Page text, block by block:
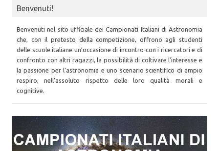
Benvenuti!
Benvenuti nel sito ufficiale dei Campionati Italiani di Astronomia
che, con il pretesto della competizione, offrono agli studenti
delle scuole italiane un’occasione di incontro con i ricercatori e di
confronto con altri ragazzi, la possibilità di coltivare l’interesse e
la passione per l’astronomia e uno scenario scientifico di ampio
respiro, nell’assoluto rispetto delle loro qualità morali e
cognitive.